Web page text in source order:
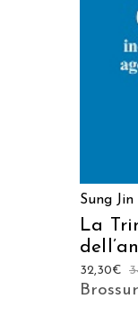
Sung Jin
La
32,30€